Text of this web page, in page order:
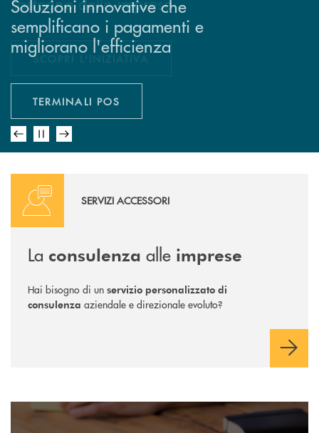
SCOPRI L'INIZIATIVA
Soluzioni innovative che
semplificano i pagamenti e
migliorano l'efficienza
TERMINALI POS
Soluzioni su misura per le
aziende che vogliono essere
competitive
SCOPRI DI PIÙ
Piano Nazionale di Ripresa e
Resilienza
INFORMAZIONI SU PNRR
STRATEGIE ESG
SERVIZI ACCESSORI
La consulenza alle imprese
Hai bisogno di un servizio personalizzato di
consulenza aziendale e direzionale evoluto?